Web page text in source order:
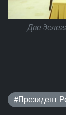
Две
#Президент